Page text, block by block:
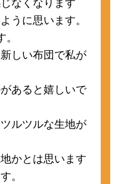
うに思います。
しい布団で私が
あると嬉しいで
ルツルな生地が
かとは思います
。